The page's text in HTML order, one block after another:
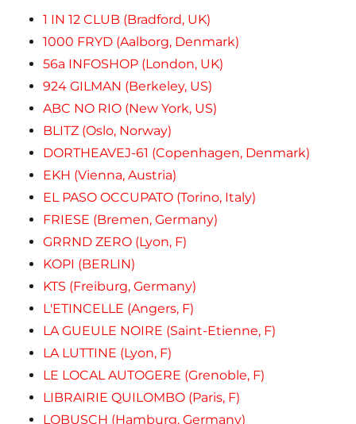
1 IN 12 CLUB (Bradford, UK)
1000 FRYD (Aalborg, Denmark)
56a INFOSHOP (London, UK)
924 GILMAN (Berkeley, US)
ABC NO RIO (New York, US)
BLITZ (Oslo, Norway)
DORTHEAVEJ-61 (Copenhagen, Denmark)
EKH (Vienna, Austria)
EL PASO OCCUPATO (Torino, Italy)
FRIESE (Bremen, Germany)
GRRND ZERO (Lyon, F)
KOPI (BERLIN)
KTS (Freiburg, Germany)
L'ETINCELLE (Angers, F)
LA GUEULE NOIRE (Saint-Etienne, F)
LA LUTTINE (Lyon, F)
LE LOCAL AUTOGERE (Grenoble, F)
LIBRAIRIE QUILOMBO (Paris, F)
LOBUSCH (Hamburg, Germany)